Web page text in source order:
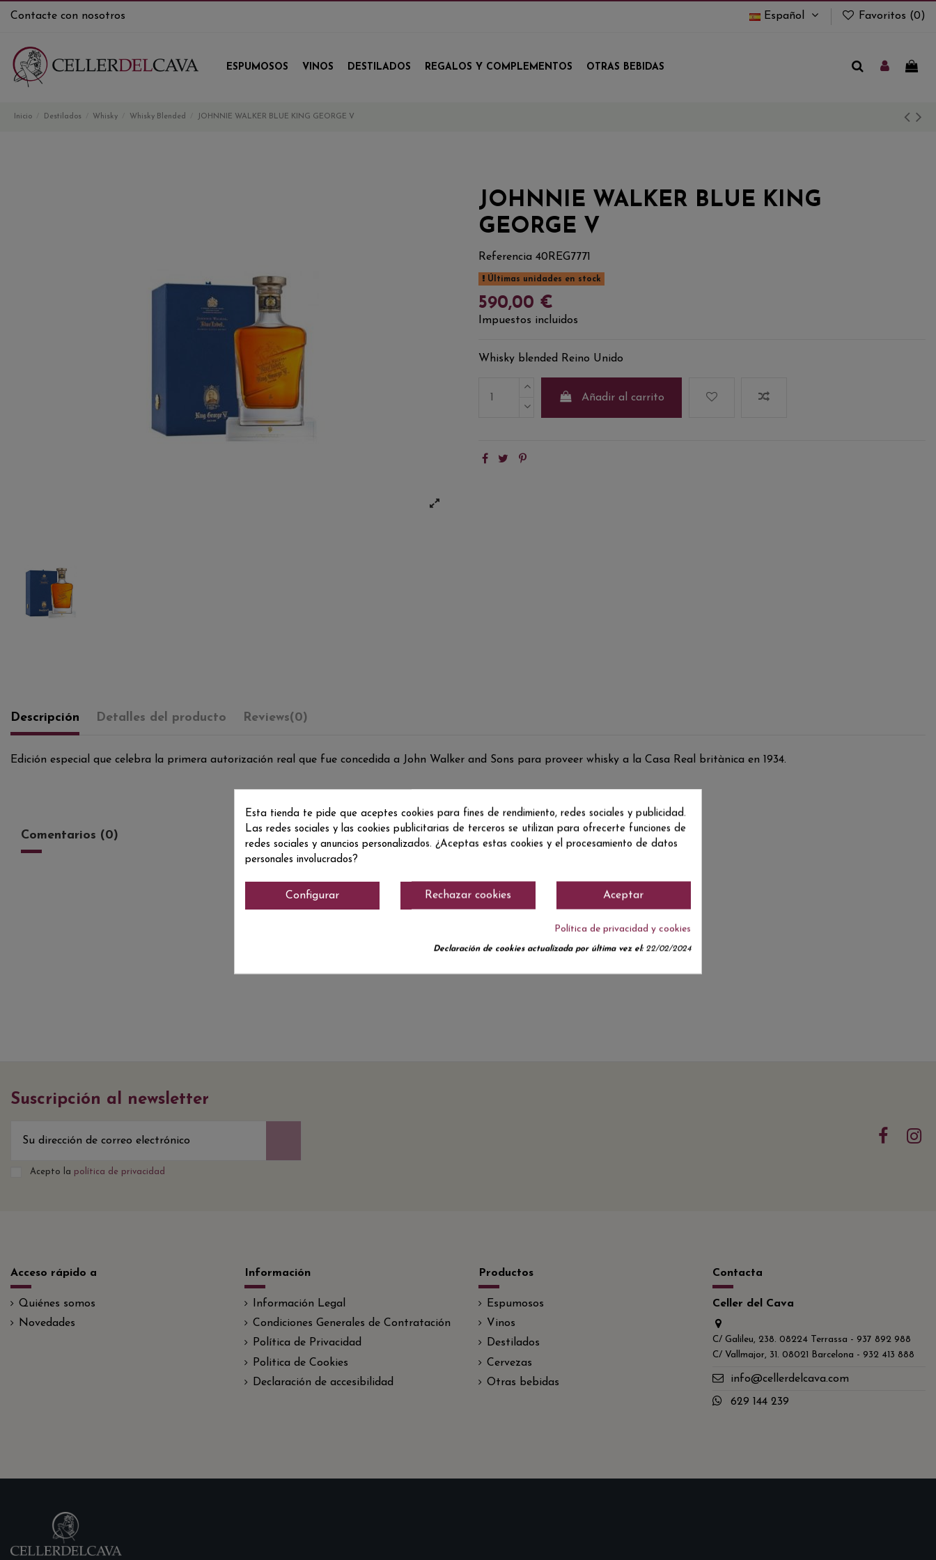
Contacte con nosotros Español Favoritos (0)
ESPUMOSOS VINOS DESTILADOS REGALOS Y COMPLEMENTOS OTRAS BEBIDAS
Inicio Destilados Whisky Whisky Blended JOHNNIE WALKER BLUE KING GEORGE V
JOHNNIE WALKER BLUE KING
GEORGE V
Referencia 40REG7771
Últimas unidades en stock
590,00 €
Impuestos incluidos
Whisky blended Reino Unido
Añadir al carrito
Descripción Detalles del producto Reviews(0)
Edición especial que celebra la primera autorización real que fue concedida a John Walker and Sons para proveer whisky a la Casa Real britànica en 1934.
Comentarios (0)
No hay reseñas de clientes en este momento.
Suscripción al newsletter
Acepto la política de privacidad
Acceso rápido a
Quiénes somos
Novedades
Información
Información Legal
Condiciones Generales de Contratación
Política de Privacidad
Politica de Cookies
Declaración de accesibilidad
Productos
Espumosos
Vinos
Destilados
Cervezas
Otras bebidas
Contacta
Celler del Cava
C/ Galileu, 238. 08224 Terrassa - 937 892 988
C/ Vallmajor, 31. 08021 Barcelona - 932 413 888
info@cellerdelcava.com
629 144 239
Esta tienda te pide que aceptes cookies para fines de rendimiento, redes sociales y publicidad.
Las redes sociales y las cookies publicitarias de terceros se utilizan para ofrecerte funciones de
redes sociales y anuncios personalizados. ¿Aceptas estas cookies y el procesamiento de datos
personales involucrados?
Aceptar
Rechazar cookies
Configurar
Política de privacidad y cookies
Declaración de cookies actualizada por última vez el:22/02/2024